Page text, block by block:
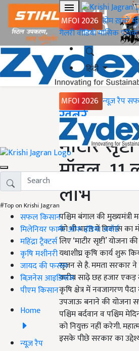
MFOI 2026 होमख़बरें
गैलरीवीडियोमासिक
हिंदी
MFOI 2026 न्यूज़ रैप
#Top on Krishi Jagran
सफल किसान
मिलेनियर फार्मर ऑफ इंडिया अवॉर्ड
महिंद्रा ट्रैक्टर्स
कृषि मशीनरी
जायद की फसल
बिज़नेस आइडियाज
पीएम किसान
Home
न्यूज़ रैप
Home
ख़बरें
माटीर
मॉडल, 11
लाभ
पश्चिम बंगाल की मुख्यमंत्री
को भी भारत में विकास का
लिए ‘माटीर सृष्टी’
यथाशीघ्र कृषि कार्य शुरू
सृजन से है. ममता सरकार ने
करीब साढ़े छह हजार एकड़
कृषि क्षेत्र में नवजागरण
उपजाऊ बनाने की योजना
पश्चिम बर्दवान व पश्चिम
को नियुक्त नहीं करेगी.
इसके पीछे सरकार का